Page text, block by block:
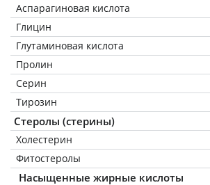
Аспарагиновая кислота
Глицин
Глутаминовая кислота
Пролин
Серин
Тирозин
Стеролы (стерины)
Холестерин
Фитостеролы
Насыщенные жирные кислоты